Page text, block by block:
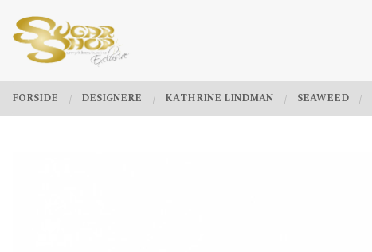
innholdet
PRODUKTER
Lukk
FORSIDE DESIGNERE KATHRINE LINDMAN SEAWEED